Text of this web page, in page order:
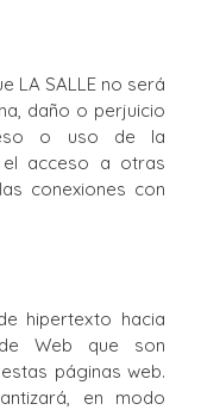
LA SALLE no será
daño o perjuicio
o uso de la
acceso a otras
conexiones con
hipertexto hacia
Web que son
páginas web.
en modo